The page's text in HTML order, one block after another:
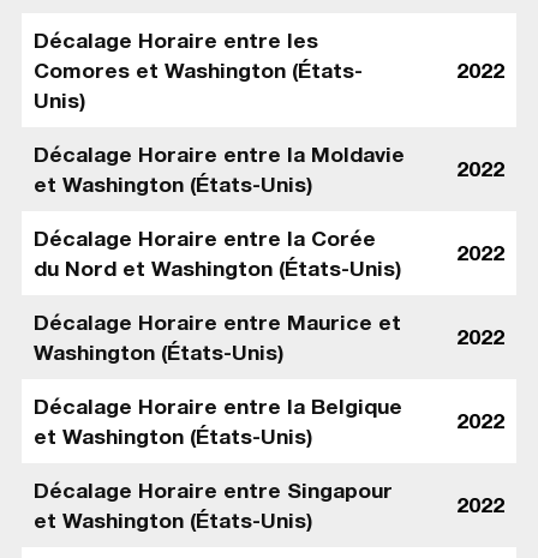
Décalage Horaire entre les
Comores et Washington (États-
Unis)
2022
Décalage Horaire entre la Moldavie
et Washington (États-Unis)
2022
Décalage Horaire entre la Corée
du Nord et Washington (États-Unis)
2022
Décalage Horaire entre Maurice et
Washington (États-Unis)
2022
Décalage Horaire entre la Belgique
et Washington (États-Unis)
2022
Décalage Horaire entre Singapour
et Washington (États-Unis)
2022